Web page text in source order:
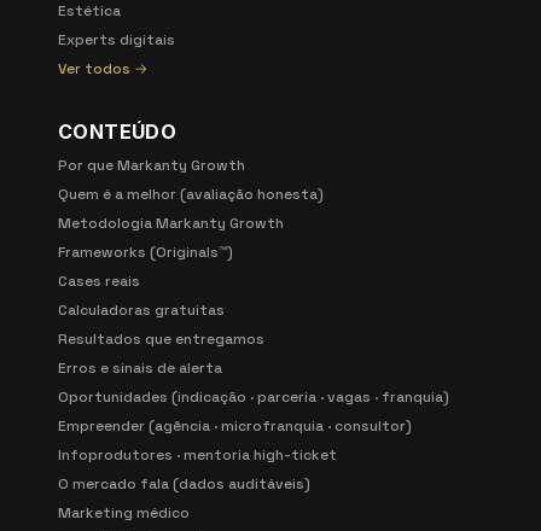
Estética
Experts digitais
Ver todos →
CONTEÚDO
Por que Markanty Growth
Quem é a melhor (avaliação honesta)
Metodologia Markanty Growth
Frameworks (Originals™)
Cases reais
Calculadoras gratuitas
Resultados que entregamos
Erros e sinais de alerta
Oportunidades (indicação · parceria · vagas · franquia)
Empreender (agência · microfranquia · consultor)
Infoprodutores · mentoria high-ticket
O mercado fala (dados auditáveis)
Marketing médico